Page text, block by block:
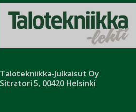
Talotekniikka-Julkaisut Oy
Sitratori 5, 00420 Helsinki